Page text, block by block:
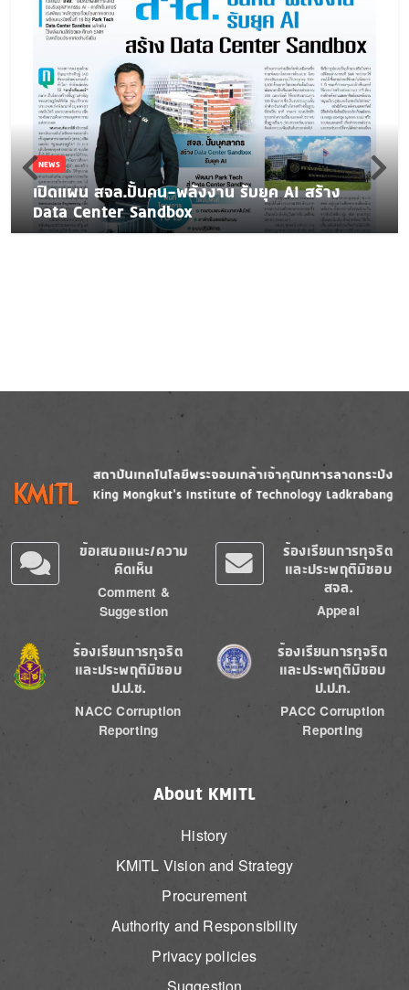
NEWS
เปิดแผน สจล.ปั้นคน-พลังงาน รับยุค AI สร้าง
Data Center Sandbox
Image
ข้อเสนอแนะ/ความ
คิดเห็น
Comment &
Suggestion
ร้องเรียนการทุจริต
และประพฤติมิชอบ
สจล.
Appeal
Image
ร้องเรียนการทุจริต
และประพฤติมิชอบ
ป.ป.ช.
NACC Corruption
Reporting
Image
ร้องเรียนการทุจริต
และประพฤติมิชอบ
ป.ป.ท.
PACC Corruption
Reporting
About KMITL
History
KMITL Vision and Strategy
Procurement
Authority and Responsibility
Privacy policies
Suggestion